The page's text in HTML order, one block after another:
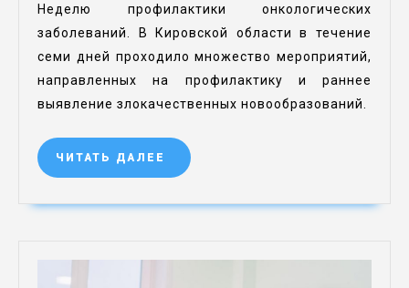
Неделю профилактики онкологических
заболеваний. В Кировской области в течение
семи дней проходило множество мероприятий,
направленных на профилактику и раннее
выявление злокачественных новообразований.
ЧИТАТЬ ДАЛЕЕ